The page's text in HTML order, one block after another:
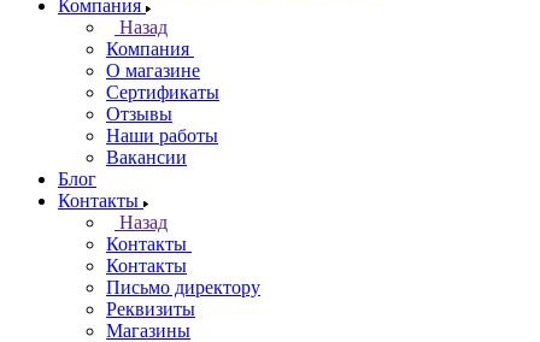
Компания
Назад
Компания
О магазине
Сертификаты
Отзывы
Наши работы
Вакансии
Блог
Контакты
Назад
Контакты
Контакты
Письмо директору
Реквизиты
Магазины